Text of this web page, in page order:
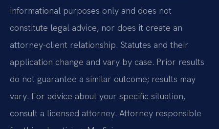
informational purposes only and does not
constitute legal advice, nor does it create an
attorney-client relationship. Statutes and their
application change and vary by case. Prior results
do not guarantee a similar outcome; results may
vary. For advice about your specific situation,
consult a licensed attorney. Attorney responsible